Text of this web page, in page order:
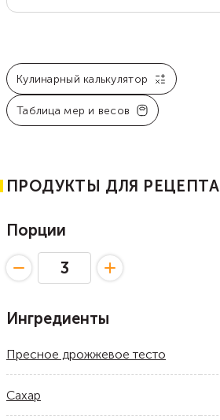
Кулинарный калькулятор
Таблица мер и весов
ПРОДУКТЫ ДЛЯ РЕЦЕПТА
Порции
Ингредиенты
Пресное дрожжевое тесто
Сахар